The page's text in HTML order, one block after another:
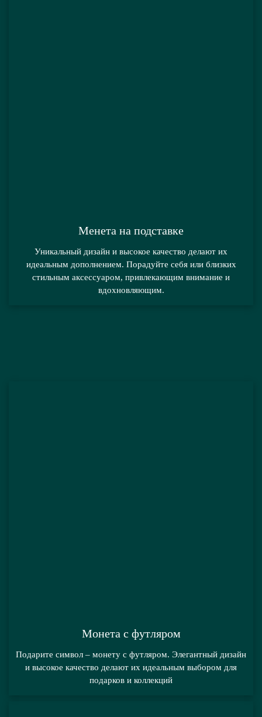
Менета на подставке
Уникальный дизайн и высокое качество делают их
идеальным дополнением. Порадуйте себя или близких
стильным аксессуаром, привлекающим внимание и
вдохновляющим.
Монета с футляром
Подарите символ – монету с футляром. Элегантный дизайн
и высокое качество делают их идеальным выбором для
подарков и коллекций